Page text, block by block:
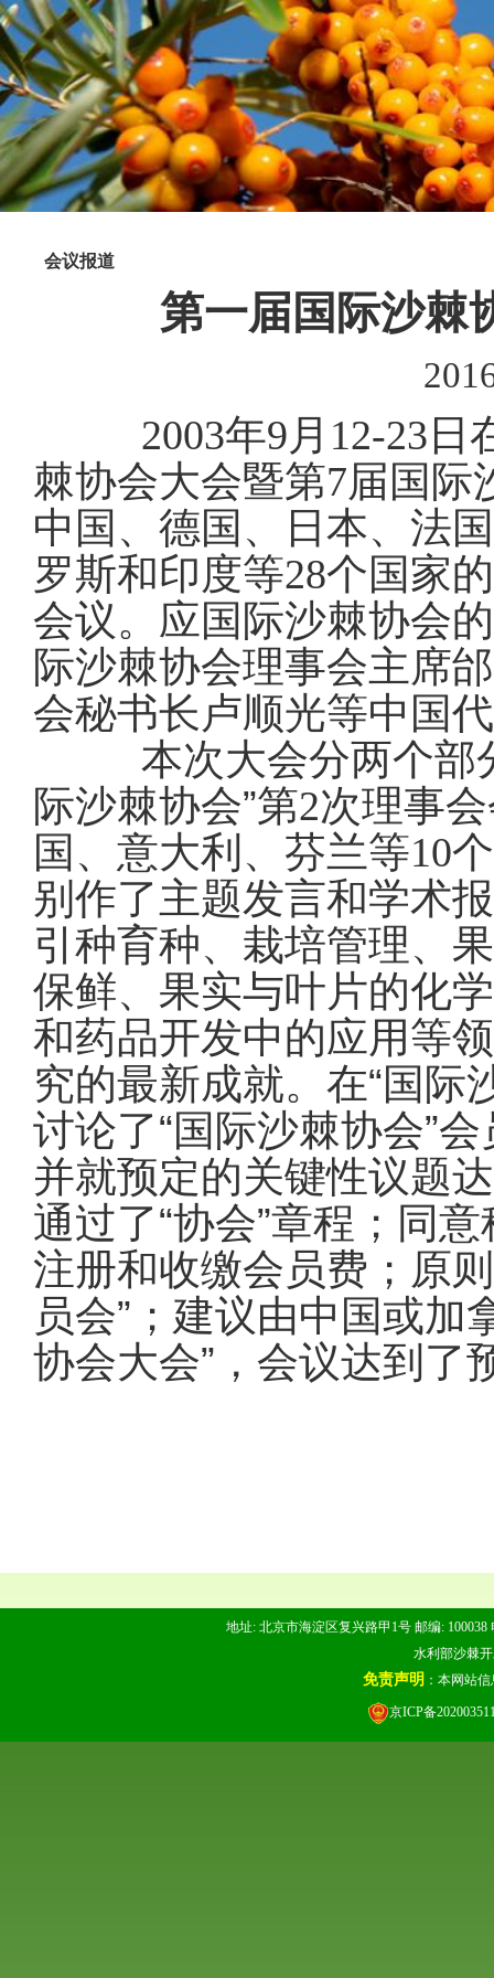
会议报道
第一届国际沙棘
2003年9月 12-23 日
棘协会大会暨第7届国际
中国、德国、日本、法
罗斯和印度等28个国家
会议。应国际沙棘协会
际沙棘协会理事会主席
会秘书长卢顺光等中国
本次大会分两个部分
际沙棘协会”第2次理事
国、意大利、芬兰等10
别作了主题发言和学术
引种育种、栽培管理、
保鲜、果实与叶片的化
和药品开发中的应用等
究的最新成就。在“国际
讨论了“国际沙棘协会”
并就预定的关键性议题
通过了“协会”章程；同
注册和收缴会员费；原
员会”；建议由中国或加
协会大会”，会议达到了
地址: 北京市海淀区复兴路甲1号 邮编: 100038
水利部沙棘
免责声明 ：本网站
京ICP备